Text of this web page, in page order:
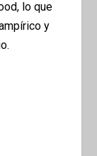
lo que
y